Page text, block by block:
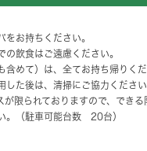
をお持ちください。
の飲食はご遠慮ください。
含めて）は、全てお持ち帰りくだ
した後は、清掃にご協力ください
が限られておりますので、でき
。（駐車可能台数 20台）